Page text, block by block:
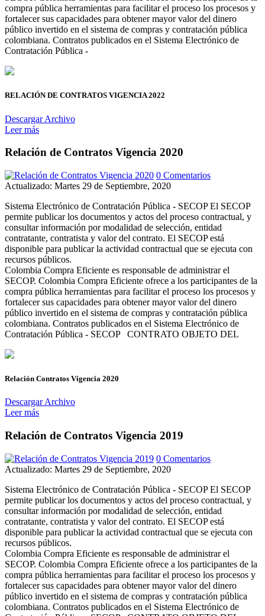
compra pública herramientas para facilitar el proceso los procesos y
fortalecer sus capacidades para obtener mayor valor del dinero
público invertido en el sistema de compras y contratación pública
colombiana. Contratos publicados en el Sistema Electrónico de
Contratación Pública -
RELACIÓN DE CONTRATOS VIGENCIA 2022
Descargar Archivo
Leer más
Relación de Contratos Vigencia 2020
0 Comentarios
Actualizado: Martes 29 de Septiembre, 2020
Sistema Electrónico de Contratación Pública - SECOP El SECOP
permite publicar los documentos y actos del proceso contractual, y
consultar información por modalidad de selección, entidad
contratante, contratista y valor del contrato. El SECOP está
disponible para publicar la actividad contractual que se ejecuta con
recursos públicos.
Colombia Compra Eficiente es responsable de administrar el
SECOP. Colombia Compra Eficiente ofrece a los participantes de la
compra pública herramientas para facilitar el proceso los procesos y
fortalecer sus capacidades para obtener mayor valor del dinero
público invertido en el sistema de compras y contratación pública
colombiana. Contratos publicados en el Sistema Electrónico de
Contratación Pública - SECOP CONTRATO OBJETO DEL
Relación Contratos Vigencia 2020
Descargar Archivo
Leer más
Relación de Contratos Vigencia 2019
0 Comentarios
Actualizado: Martes 29 de Septiembre, 2020
Sistema Electrónico de Contratación Pública - SECOP El SECOP
permite publicar los documentos y actos del proceso contractual, y
consultar información por modalidad de selección, entidad
contratante, contratista y valor del contrato. El SECOP está
disponible para publicar la actividad contractual que se ejecuta con
recursos públicos.
Colombia Compra Eficiente es responsable de administrar el
SECOP. Colombia Compra Eficiente ofrece a los participantes de la
compra pública herramientas para facilitar el proceso los procesos y
fortalecer sus capacidades para obtener mayor valor del dinero
público invertido en el sistema de compras y contratación pública
colombiana. Contratos publicados en el Sistema Electrónico de